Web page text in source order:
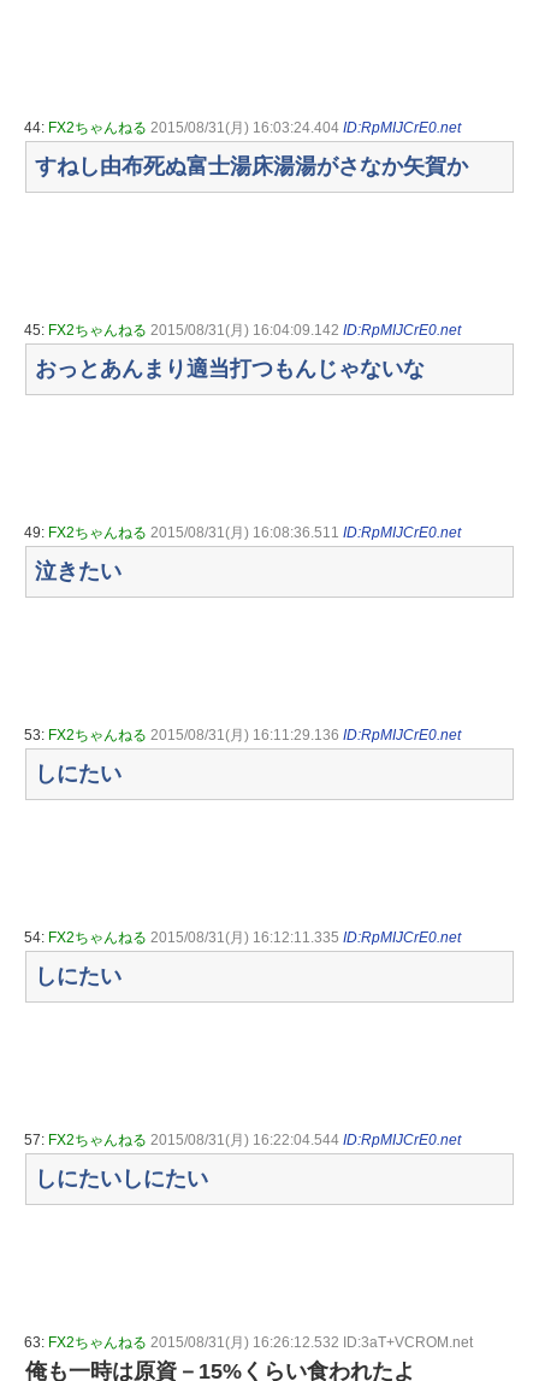
44: FX2ちゃんねる 2015/08/31(月) 16:03:24.404 ID:RpMIJCrE0.net
すねし由布死ぬ富士湯床湯湯がさなか矢賀か
45: FX2ちゃんねる 2015/08/31(月) 16:04:09.142 ID:RpMIJCrE0.net
おっとあんまり適当打つもんじゃないな
49: FX2ちゃんねる 2015/08/31(月) 16:08:36.511 ID:RpMIJCrE0.net
泣きたい
53: FX2ちゃんねる 2015/08/31(月) 16:11:29.136 ID:RpMIJCrE0.net
しにたい
54: FX2ちゃんねる 2015/08/31(月) 16:12:11.335 ID:RpMIJCrE0.net
しにたい
57: FX2ちゃんねる 2015/08/31(月) 16:22:04.544 ID:RpMIJCrE0.net
しにたいしにたい
63: FX2ちゃんねる 2015/08/31(月) 16:26:12.532 ID:3aT+VCROM.net
俺も一時は原資－15%くらい食われたよ